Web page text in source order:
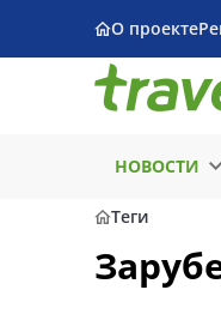
О проекте
НОВОСТИ
Теги